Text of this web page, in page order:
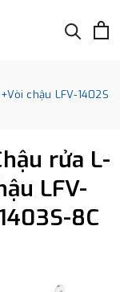
chậu LFV-1402S
rửa L-
LFV-
8C